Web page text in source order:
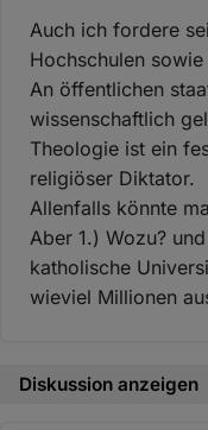
Auch ich fordere
Hochschulen
An öffentlichen
wissenschaftlich
Theologie ist ein
religiöser Diktator.
Allenfalls könnte
Aber 1.) Wozu?
katholische
wieviel Millionen
Diskussion anzeigen